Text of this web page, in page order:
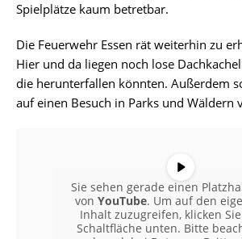
Spielplätze kaum betretbar.
Die Feuerwehr Essen rät weiterhin zu
Hier und da liegen noch lose
die herunterfallen könnten. Außerdem
auf einen Besuch in Parks und Wäldern
Sie sehen gerade einen
von YouTube. Um auf den
Inhalt zuzugreifen, klicken
Schaltfläche unten. Bitte